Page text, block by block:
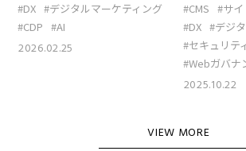
#DX #デジタルマーケティング
#CDP #AI
2026.02.25
#CMS #サ
#DX #デジ
#セキュリテ
#Webガバナ
2025.10.22
VIEW MORE